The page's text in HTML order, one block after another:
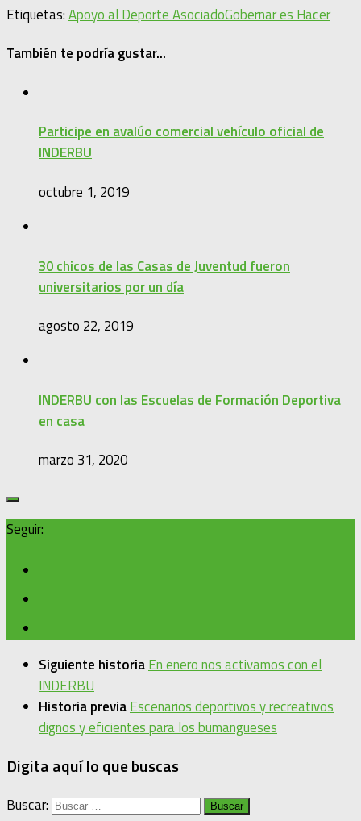
Etiquetas:Apoyo al Deporte AsociadoGobernar es Hacer
También te podría gustar...
Participe en avalúo comercial vehículo oficial de
INDERBU
octubre 1, 2019
30 chicos de las Casas de Juventud fueron
universitarios por un día
agosto 22, 2019
INDERBU con las Escuelas de Formación Deportiva
en casa
marzo 31, 2020
Seguir:
Siguiente historiaEn enero nos activamos con el
INDERBU
Historia previaEscenarios deportivos y recreativos
dignos y eficientes para los bumangueses
Digita aquí lo que buscas
Buscar: